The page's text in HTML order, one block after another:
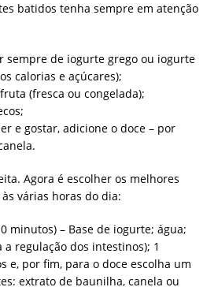
batidos tenha sempre em atenção
sempre de iogurte grego ou iogurte
calorias e açúcares);
(fresca ou congelada);
e gostar, adicione o doce – por
Agora é escolher os melhores
várias horas do dia:
minutos) – Base de iogurte; água;
a regulação dos intestinos); 1
e, por fim, para o doce escolha um
extrato de baunilha, canela ou